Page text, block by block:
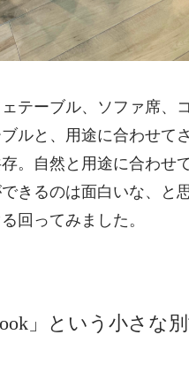
テーブル、ソファ席、
ルと、用途に合わせて
。自然と用途に合わせ
きるのは面白いな、と
回ってみました。
」という小さな